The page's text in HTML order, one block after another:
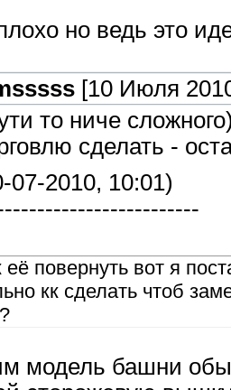
но ведь это
[10 Июля
то ниче
сделать -
07-2010, 10:01)
её повернуть вот я
кк сделать чтоб
модель башни